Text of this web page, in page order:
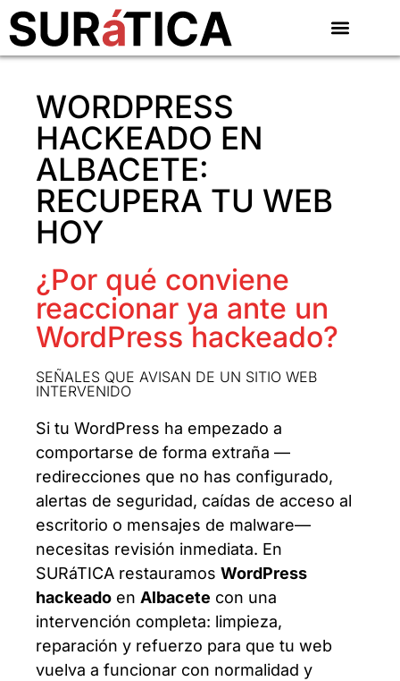
WORDPRESS
HACKEADO EN
ALBACETE:
RECUPERA TU WEB
HOY
¿Por qué conviene
reaccionar ya ante un
WordPress hackeado?
SEÑALES QUE AVISAN DE UN SITIO WEB
INTERVENIDO
Si tu WordPress ha empezado a
comportarse de forma extraña —
redirecciones que no has configurado,
alertas de seguridad, caídas de acceso al
escritorio o mensajes de malware—
necesitas revisión inmediata. En
SURáTICA restauramos WordPress
hackeado en Albacete con una
intervención completa: limpieza,
reparación y refuerzo para que tu web
vuelva a funcionar con normalidad y